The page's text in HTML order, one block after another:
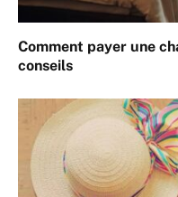
Comment payer une
conseils